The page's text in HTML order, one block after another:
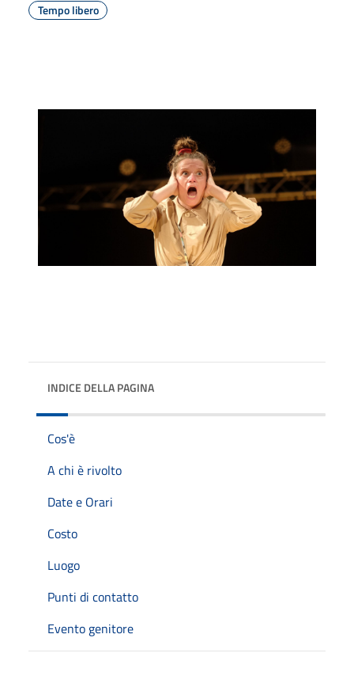
Tempo libero
INDICE DELLA PAGINA
Cos'è
A chi è rivolto
Date e Orari
Costo
Luogo
Punti di contatto
Evento genitore